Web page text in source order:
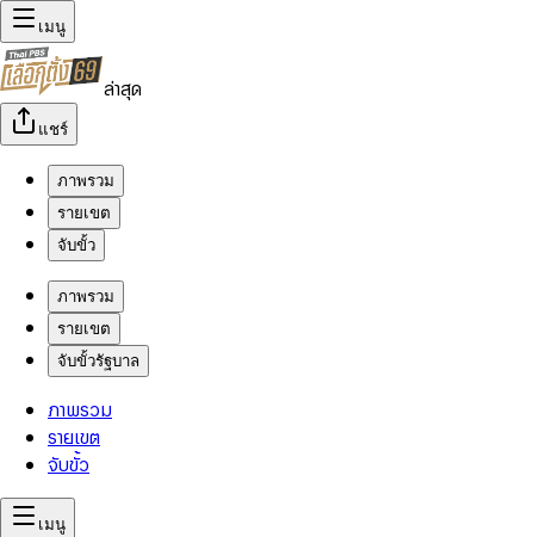
เมนู
ล่าสุด
แชร์
ภาพรวม
รายเขต
จับขั้ว
ภาพรวม
รายเขต
จับขั้วรัฐบาล
ภาพรวม
รายเขต
จับขั้ว
เมนู